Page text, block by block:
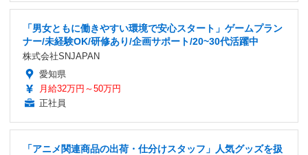
「男女ともに働きやすい環境で安心スタート」ゲームプラン
ナー/未経験OK/研修あり/企画サポート/20~30代活躍中
株式会社SNJAPAN
愛知県
月給32万円～50万円
正社員
「アニメ関連商品の出荷・仕分けスタッフ」人気グッズを扱